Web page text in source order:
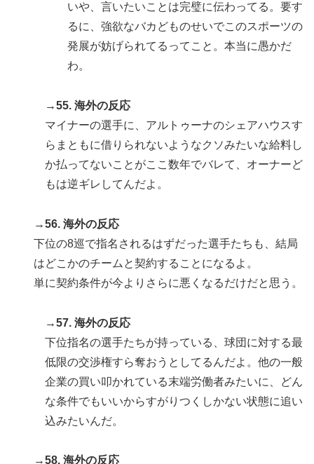
いや、言いたいことは完璧に伝わってる。要す
るに、強欲なバカどものせいでこのスポーツの
発展が妨げられてるってこと。本当に愚かだ
わ。
→55. 海外の反応
マイナーの選手に、アルトゥーナのシェアハウスす
らまともに借りられないようなクソみたいな給料し
か払ってないことがここ数年でバレて、オーナーど
もは逆ギレしてんだよ。
→56. 海外の反応
下位の8巡で指名されるはずだった選手たちも、結局
はどこかのチームと契約することになるよ。
単に契約条件が今よりさらに悪くなるだけだと思う。
→57. 海外の反応
下位指名の選手たちが持っている、球団に対する最
低限の交渉権すら奪おうとしてるんだよ。他の一般
企業の買い叩かれている末端労働者みたいに、どん
な条件でもいいからすがりつくしかない状態に追い
込みたいんだ。
→58. 海外の反応